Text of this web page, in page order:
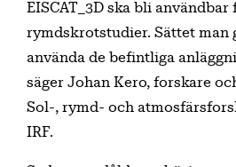
EISCAT_3D ska bli användbar
rymdskrotstudier. Sättet man
använda de befintliga
säger Johan Kero, forskare
Sol-, rymd- och
IRF.